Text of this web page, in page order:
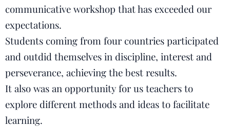
communicative workshop that has exceeded our
expectations.
Students coming from four countries participated
and outdid themselves in discipline, interest and
perseverance, achieving the best results.
It also was an opportunity for us teachers to
explore different methods and ideas to facilitate
learning.